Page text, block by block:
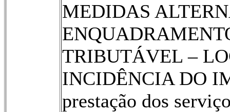
MEDIDAS
TRIBUTÁVEL –
INCIDÊNCIA DO
prestação dos